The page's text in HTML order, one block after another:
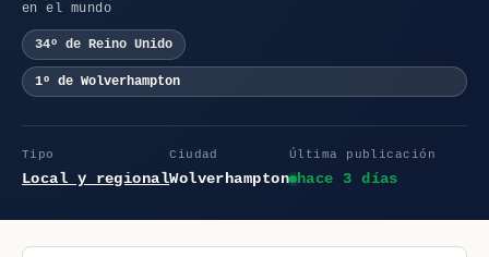
en el mundo
34º de Reino Unido
1º de Wolverhampton
Tipo
Local y regional
Ciudad
Wolverhampton
Última publicación
hace 3 días